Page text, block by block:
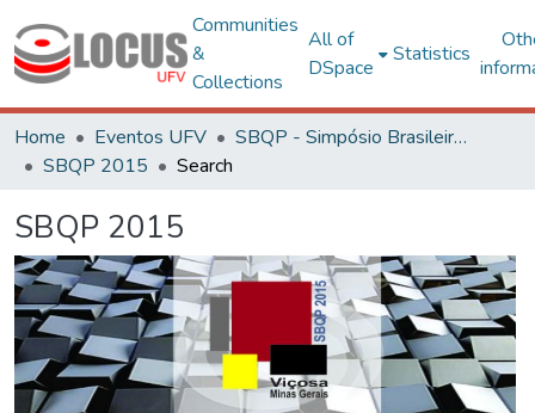
Communities
&
Collections
All of
DSpace
Statistics
Home Eventos UFV
SBQP - Simpósio Brasileiro de Qualidade do Projeto no Ambiente Construído
SBQP 2015
Search
SBQP 2015